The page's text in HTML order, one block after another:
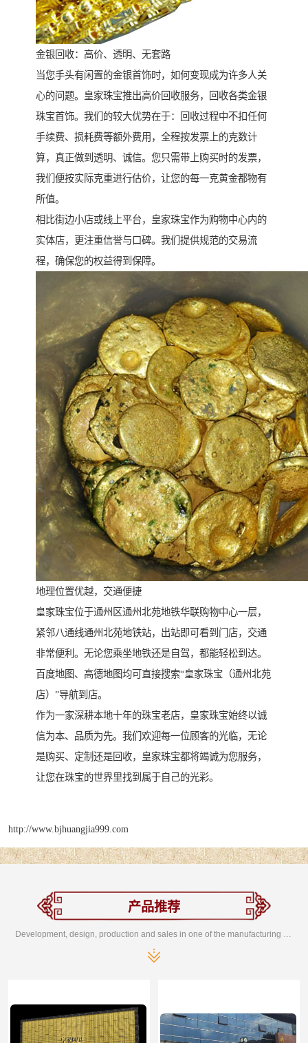
金银回收：高价、透明、无套路
当您手头有闲置的金银首饰时，如何变现成为许多人关
心的问题。皇家珠宝推出高价回收服务，回收各类金银
珠宝首饰。我们的较大优势在于：回收过程中不扣任何
手续费、损耗费等额外费用，全程按发票上的克数计
算，真正做到透明、诚信。您只需带上购买时的发票，
我们便按实际克重进行估价，让您的每一克黄金都物有
所值。
相比街边小店或线上平台，皇家珠宝作为购物中心内的
实体店，更注重信誉与口碑。我们提供规范的交易流
程，确保您的权益得到保障。
地理位置优越，交通便捷
皇家珠宝位于通州区通州北苑地铁华联购物中心一层，
紧邻八通线通州北苑地铁站，出站即可看到门店，交通
非常便利。无论您乘坐地铁还是自驾，都能轻松到达。
百度地图、高德地图均可直接搜索“皇家珠宝（通州北苑
店）”导航到店。
作为一家深耕本地十年的珠宝老店，皇家珠宝始终以诚
信为本、品质为先。我们欢迎每一位顾客的光临，无论
是购买、定制还是回收，皇家珠宝都将竭诚为您服务，
让您在珠宝的世界里找到属于自己的光彩。
http://www.bjhuangjia999.com
产品推荐